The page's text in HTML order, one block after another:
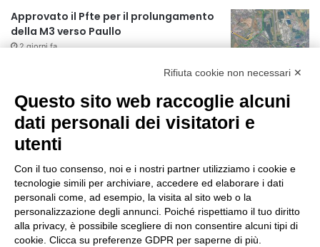
a
p
e
Approvato il Pfte per il prolungamento
della M3 verso Paullo
2 giorni fa
75 anni di INFN. La comunità, la storia, il
futuro della ricerca in fisica
fondamentale in Italia
2 giorni fa
Milano Aiuta Estate, 1600 prestazioni di
assistenza attivate
2 giorni fa
Il potenziale invisibile: come la
curiosità guida l’evoluzione umana
2 giorni fa
Rifiuta cookie non necessari ✕
Questo sito web raccoglie alcuni
dati personali dei visitatori e
utenti
Con il tuo consenso, noi e i nostri partner utilizziamo i cookie e
tecnologie simili per archiviare, accedere ed elaborare i dati
personali come, ad esempio, la visita al sito web o la
personalizzazione degli annunci. Poiché rispettiamo il tuo diritto
alla privacy, è possibile scegliere di non consentire alcuni tipi di
cookie. Clicca su preferenze GDPR per saperne di più.